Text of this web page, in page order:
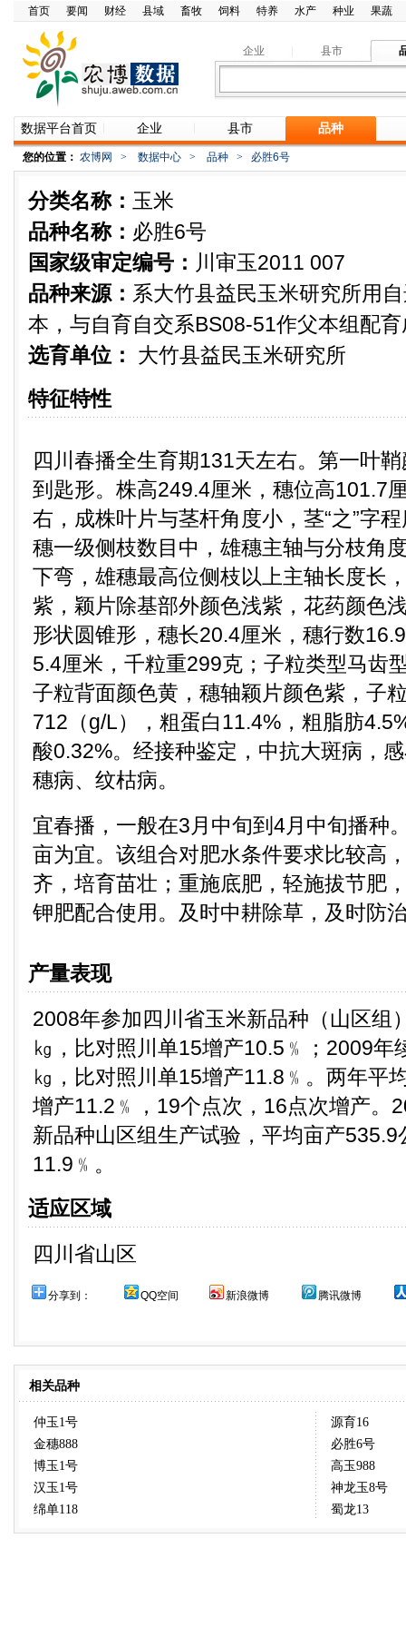
首页 要闻 财经 县域 畜牧 饲料 特养 水产 种业 果蔬
企业 县市
数据平台首页 企业 县市 品种
您的位置： 农博网 > 数据中心 > 品种 > 必胜6号
分类名称： 玉米
品种名称： 必胜6号
国家级审定编号： 川审玉2011 007
品种来源： 系大竹县益民玉米研究所用
本，与自育自交系BS08-51作父本组配
选育单位：
大竹县益民玉米研究所
特征特性
四川春播全生育期131天左右。第一叶
到匙形。株高249.4厘米，穗位高101.7
右，成株叶片与茎杆角度小，茎“之”字
穗一级侧枝数目中，雄穗主轴与分枝角
下弯，雄穗最高位侧枝以上主轴长度长
紫，颖片除基部外颜色浅紫，花药颜色
形状圆锥形，穗长20.4厘米，穗行数
5.4厘米，千粒重299克；子粒类型马齿
子粒背面颜色黄，穗轴颖片颜色紫，子
712（g/L），粗蛋白11.4%，粗脂肪
酸0.32%。经接种鉴定，中抗大斑病，
穗病、纹枯病。
宜春播，一般在3月中旬到4月中旬播种
亩为宜。该组合对肥水条件要求比较高
齐，培育苗壮；重施底肥，轻施拔节肥
钾肥配合使用。及时中耕除草，及时防
产量表现
2008年参加四川省玉米新品种（山区组
㎏，比对照川单15增产10.5﹪；2009年
㎏，比对照川单15增产11.8﹪。两年平
增产11.2﹪，19个点次，16点次增产。
新品种山区组生产试验，平均亩产535.9
11.9﹪。
适应区域
四川省山区
分享到： QQ空间 新浪微博 腾讯微博
相关品种
仲玉1号
金穗888
博玉1号
汉玉1号
绵单118
源育16
必胜6号
高玉988
神龙玉8号
蜀龙13